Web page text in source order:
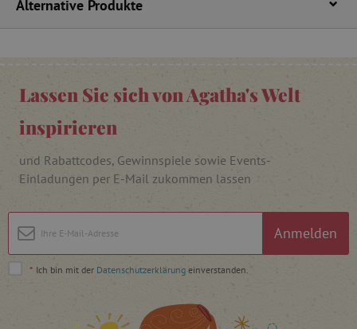
Alternative Produkte
Lassen Sie sich von Agatha's Welt
inspirieren
und Rabattcodes, Gewinnspiele sowie Events-
Einladungen per E-Mail zukommen lassen
Anmelden
* Ich bin mit der Datenschutzerklärung einverstanden.
_lb_ccc .agathaswelt.de